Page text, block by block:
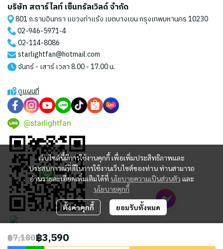
฿7,180฿3,590
เว็บไซต์นี้มีการใช้งานคุกกี้ เพื่อเพิ่มประสิทธิภาพและ
ประสบการณ์ที่ดีในการใช้งานเว็บไซต์ของท่าน ท่านสามารถ
อ่านรายละเอียดเพิ่มเติมได้ที่ นโยบายความเป็นส่วนตัว และ
นโยบายคุกกี้
ตั้งค่าคุกกี้ ยอมรับทั้งหมด
บริษัท สตาร์ไลท์ เซ็นทรัลเวิลด์ จำกัด
801 ถ.รามอินทรา แขวงท่าแร้ง เขตบางเขน กรุงเทพมหานคร 10230
02-946-5971-4
02-114-8086
starlightfan@hotmail.com
จันทร์ - เสาร์ เวลา 8.00 - 17.00 น.
ดูแผนที่
@starlightfan